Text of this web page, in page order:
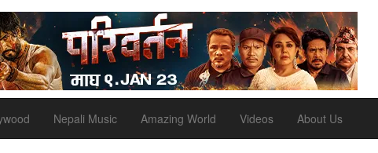
Nepali Music Amazing World Videos About Us